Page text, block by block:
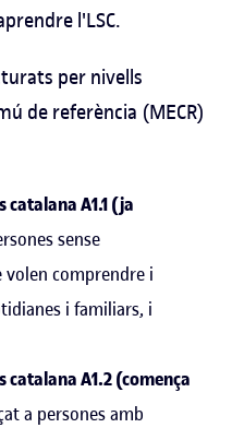
l'LSC.
per nivells
de referència (MECR)
catalana A1.1 (ja
sense
comprendre i
i familiars, i
catalana A1.2 (comença
a persones amb